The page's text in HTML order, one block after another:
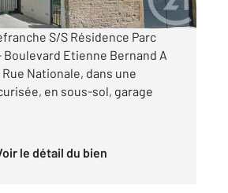
S/S Résidence Parc
Etienne Bernand A
Nationale, dans une
en sous-sol, garage
Voir le détail du bien